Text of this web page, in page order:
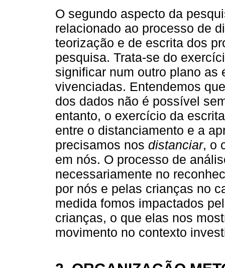
O segundo aspecto da
relacionado ao processo de
teorização e de escrita dos
pesquisa. Trata-se do
significar num outro plano as
vivenciadas. Entendemos
dos dados não é possível
entanto, o exercício da
entre o distanciamento e a
precisamos nos distanciar, o
em nós. O processo de
necessariamente no
por nós e pelas crianças no
medida fomos impactados
crianças, o que elas nos
movimento no contexto